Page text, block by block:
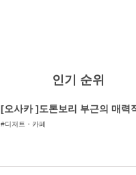
인기 순위
[오사카 ]도톤보리 부근의 매력
디저트・카페